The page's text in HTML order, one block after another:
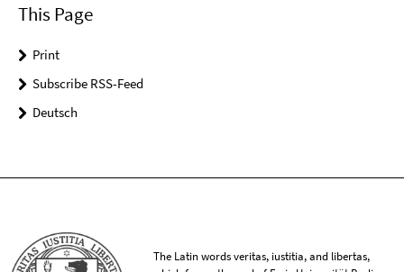
This Page
Print
Subscribe RSS-Feed
Deutsch
The Latin words veritas, iustitia, and libertas,